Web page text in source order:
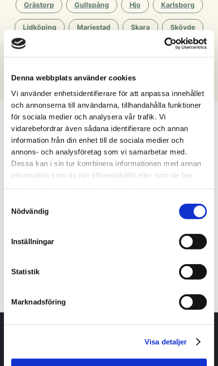
Denna webbplats använder cookies
Vi använder enhetsidentifierare för att anpassa innehållet
och annonserna till användarna, tillhandahålla funktioner
för sociala medier och analysera vår trafik. Vi
vidarebefordrar även sådana identifierare och annan
information från din enhet till de sociala medier och
annons- och analysföretag som vi samarbetar med.
Dessa kan i sin tur kombinera informationen med annan
information som du har tillhandahållit eller som de har
Nödvändig
Inställningar
Statistik
Marknadsföring
Visa detaljer
Grästorp Gullspång Hjo Karlsborg
Lidköping Mariestad Skara Skövde
Vara
Filter by municipality
Let our relocation
guides help you
Moving to a new place can feel like
guides can answer your questions